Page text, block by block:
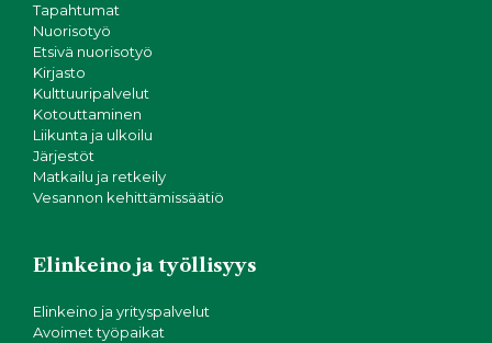
Tapahtumat
Nuorisotyö
Etsivä nuorisotyö
Kirjasto
Kulttuuripalvelut
Kotouttaminen
Liikunta ja ulkoilu
Järjestöt
Matkailu ja retkeily
Vesannon kehittämissäätiö
Elinkeino ja työllisyys
Elinkeino ja yrityspalvelut
Avoimet työpaikat